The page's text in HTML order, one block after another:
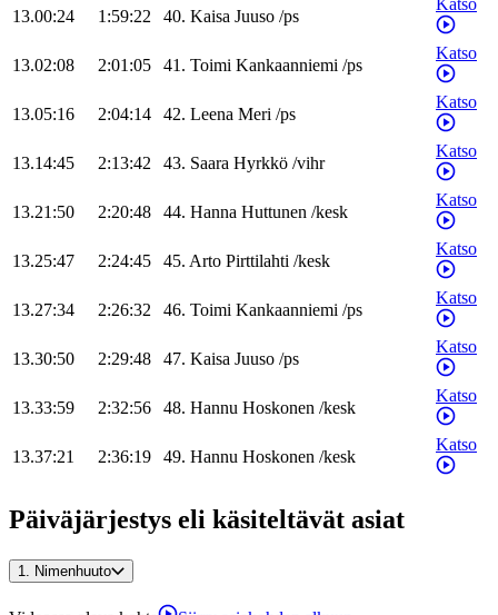
13.00:24 1:59:22 40. Kaisa Juuso /ps
Katso
13.02:08 2:01:05 41. Toimi Kankaanniemi /ps
Katso
13.05:16 2:04:14 42. Leena Meri /ps
Katso
13.14:45 2:13:42 43. Saara Hyrkkö /vihr
Katso
13.21:50 2:20:48 44. Hanna Huttunen /kesk
Katso
13.25:47 2:24:45 45. Arto Pirttilahti /kesk
Katso
13.27:34 2:26:32 46. Toimi Kankaanniemi /ps
Katso
13.30:50 2:29:48 47. Kaisa Juuso /ps
Katso
13.33:59 2:32:56 48. Hannu Hoskonen /kesk
Katso
13.37:21 2:36:19 49. Hannu Hoskonen /kesk
Katso
Päiväjärjestys eli käsiteltävät asiat
1. Nimenhuuto